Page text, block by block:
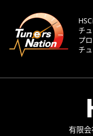
チ
プ
チ
有限会